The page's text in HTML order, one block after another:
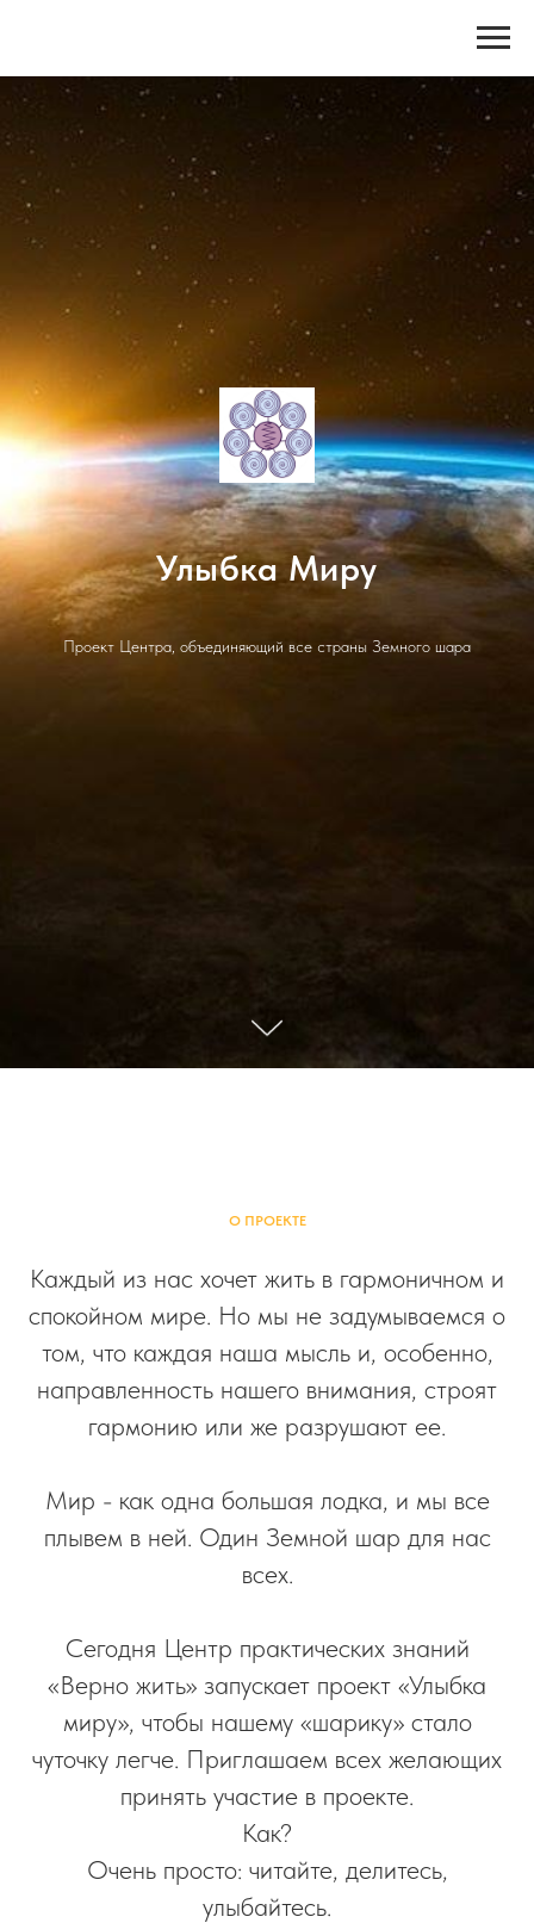
Улыбка Миру
Проект Центра, объединяющий все страны Земного шара
О ПРОЕКТЕ
Каждый из нас хочет жить в гармоничном и
спокойном мире. Но мы не задумываемся о
том, что каждая наша мысль и, особенно,
направленность нашего внимания, строят
гармонию или же разрушают ее.
Мир - как одна большая лодка, и мы все
плывем в ней. Один Земной шар для нас
всех.
Сегодня Центр практических знаний
«Верно жить» запускает проект «Улыбка
миру», чтобы нашему «шарику» стало
чуточку легче. Приглашаем всех желающих
принять участие в проекте.
Как?
Очень просто: читайте, делитесь,
улыбайтесь.